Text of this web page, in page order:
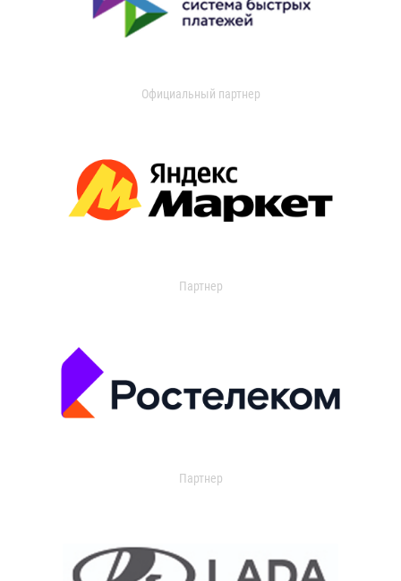
Официальный партнер
Партнер
Партнер